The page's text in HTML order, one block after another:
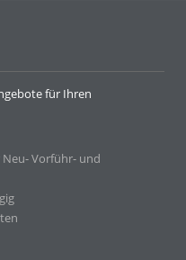
für Ihren
Vorführ- und